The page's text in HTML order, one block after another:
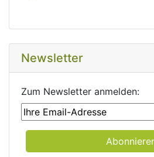
Newsletter
Zum Newsletter anmelden: